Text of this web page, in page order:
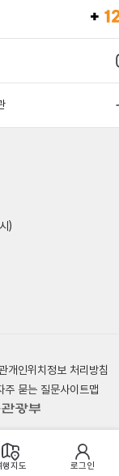
)
개인위치정보 처리방침
주 묻는 질문사이트맵
행지도 로그인